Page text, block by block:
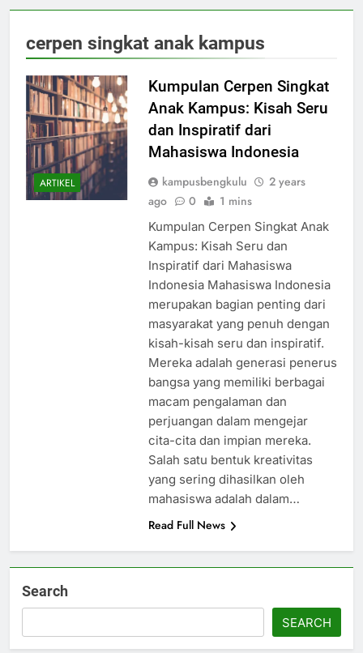
cerpen singkat anak kampus
ARTIKEL
Kumpulan Cerpen Singkat
Anak Kampus: Kisah Seru
dan Inspiratif dari
Mahasiswa Indonesia
kampusbengkulu
2 years
ago
0 1 mins
Kumpulan Cerpen Singkat Anak
Kampus: Kisah Seru dan
Inspiratif dari Mahasiswa
Indonesia Mahasiswa Indonesia
merupakan bagian penting dari
masyarakat yang penuh dengan
kisah-kisah seru dan inspiratif.
Mereka adalah generasi penerus
bangsa yang memiliki berbagai
macam pengalaman dan
perjuangan dalam mengejar
cita-cita dan impian mereka.
Salah satu bentuk kreativitas
yang sering dihasilkan oleh
mahasiswa adalah dalam…
Read Full News
Search
SEARCH